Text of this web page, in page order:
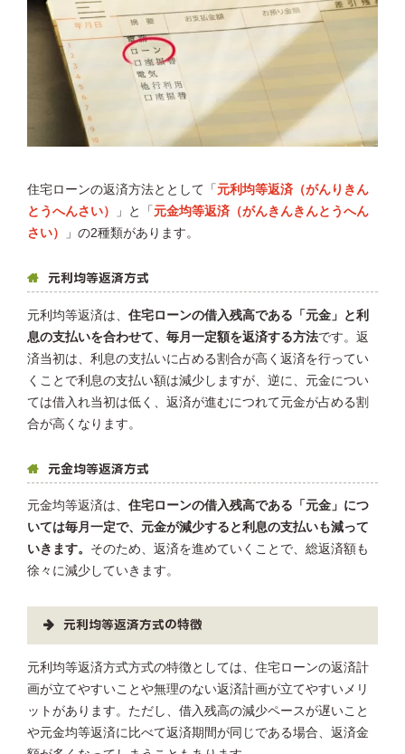
住宅ローンの返済方法ととして「 元利均等返済（がんりきん
とうへんさい）
」と「 元金均等返済（がんきんきんとうへん
さい）
」の2種類があります。
元利均等返済方式
元利均等返済は、 住宅ローンの借入残高である「元金」と利
息の支払いを合わせて、毎月一定額を返済する方法です。返
済当初は、利息の支払いに占める割合が高く返済を行ってい
くことで利息の支払い額は減少しますが、逆に、元金につい
ては借入れ当初は低く、返済が進むにつれて元金が占める割
合が高くなります。
元金均等返済方式
元金均等返済は、 住宅ローンの借入残高である「元金」につ
いては毎月一定で、元金が減少すると利息の支払いも減って
いきます。 そのため、返済を進めていくことで、総返済額も
徐々に減少していきます。
元利均等返済方式の特徴
元利均等返済方式方式の特徴としては、住宅ローンの返済計
画が立てやすいことや無理のない返済計画が立てやすいメリ
ットがあります。ただし、借入残高の減少ペースが遅いこと
や元金均等返済に比べて返済期間が同じである場合、返済金